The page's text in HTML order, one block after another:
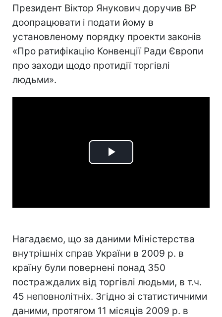
Президент Віктор Янукович доручив ВР
доопрацювати і подати йому в
установленому порядку проекти законів
«Про ратифікацію Конвенції Ради Європи
про заходи щодо протидії торгівлі
людьми».
Play
Нагадаємо, що за даними Міністерства
внутрішніх справ України в 2009 р. в
країну були повернені понад 350
постраждалих від торгівлі людьми, в т.ч.
45 неповнолітніх. Згідно зі статистичними
даними, протягом 11 місяців 2009 р. в